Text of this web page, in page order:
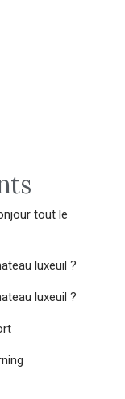
tout le
luxeuil ?
luxeuil ?